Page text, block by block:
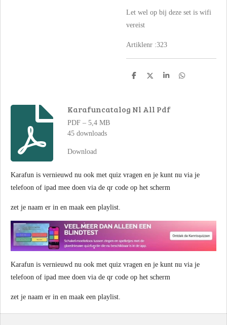
Let wel op bij deze set is wifi
vereist
Artiklenr :323
D
n
D
S
e
D
Karafuncatalog Nl All Pdf
PDF – 5,4 MB
45 downloads
Download
Karafun is vernieuwd nu ook met quiz vragen en je kunt nu via je
telefoon of ipad mee doen via de qr code op het scherm
zet je naam er in en maak een playlist.
Karafun is vernieuwd nu ook met quiz vragen en je kunt nu via je
telefoon of ipad mee doen via de qr code op het scherm
zet je naam er in en maak een playlist.